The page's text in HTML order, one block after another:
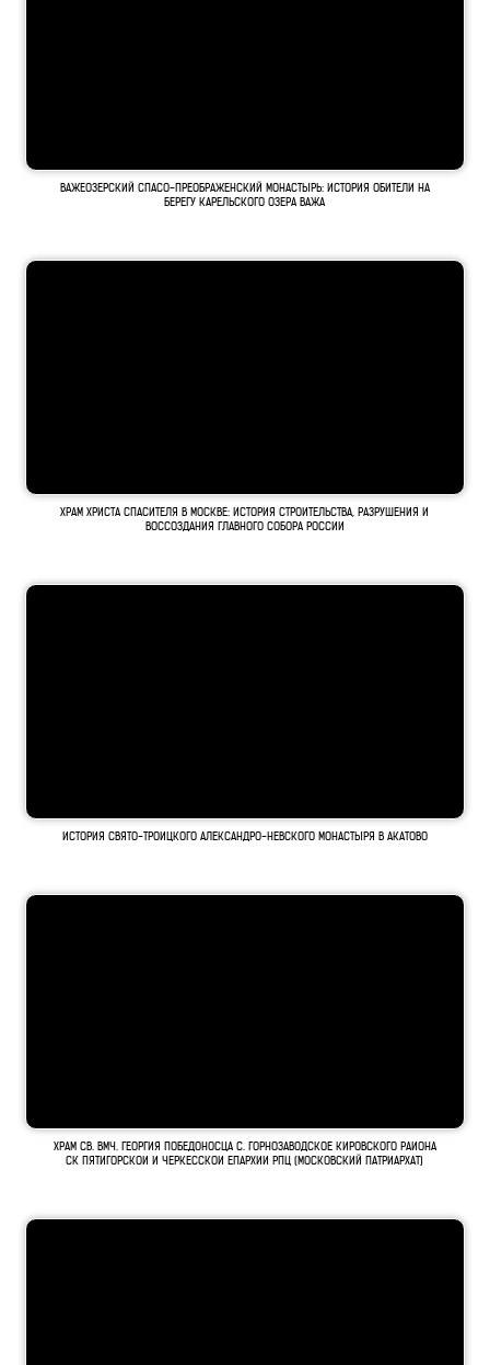
ВАЖЕОЗЕРСКИЙ СПАСО-ПРЕОБРАЖЕНСКИЙ МОНАСТЫРЬ: ИСТОРИЯ ОБИТЕЛИ НА
БЕРЕГУ КАРЕЛЬСКОГО ОЗЕРА ВАЖА
ХРАМ ХРИСТА СПАСИТЕЛЯ В МОСКВЕ: ИСТОРИЯ СТРОИТЕЛЬСТВА, РАЗРУШЕНИЯ И
ВОССОЗДАНИЯ ГЛАВНОГО СОБОРА РОССИИ
ИСТОРИЯ СВЯТО-ТРОИЦКОГО АЛЕКСАНДРО-НЕВСКОГО МОНАСТЫРЯ В АКАТОВО
ХРАМ СВ. ВМЧ. ГЕОРГИЯ ПОБЕДОНОСЦА С. ГОРНОЗАВОДСКОЕ КИРОВСКОГО РАИОНА
СК ПЯТИГОРСКОИ И ЧЕРКЕССКОИ ЕПАРХИИ РПЦ (МОСКОВСКИЙ ПАТРИАРХАТ)